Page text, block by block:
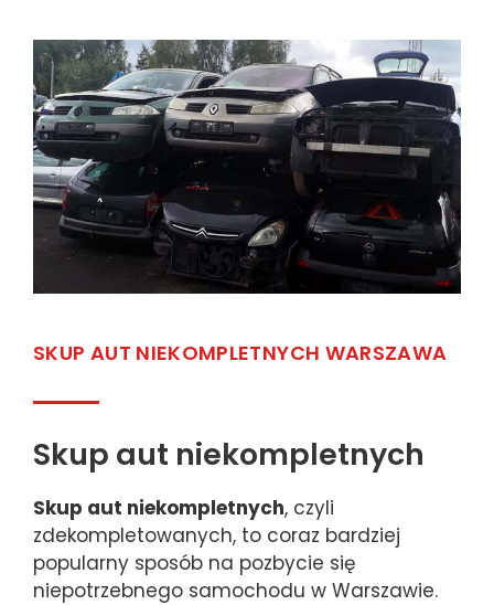
SKUP AUT NIEKOMPLETNYCH WARSZAWA
Skup aut niekompletnych
Skup aut niekompletnych, czyli
zdekompletowanych, to coraz bardziej
popularny sposób na pozbycie się
niepotrzebnego samochodu w Warszawie.